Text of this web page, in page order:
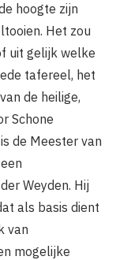
hoogte zijn
Het zou
uit gelijk welke
tafereel, het
de heilige,
Schone
de Meester van
Weyden. Hij
als basis dient
van
mogelijke